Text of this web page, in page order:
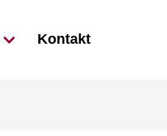
Kontakt